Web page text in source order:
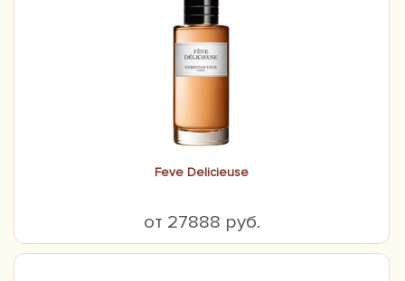
Feve Delicieuse
от 27888 руб.